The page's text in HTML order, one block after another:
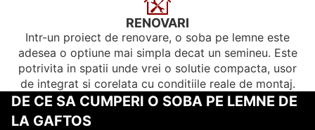
RENOVARI
Intr-un proiect de renovare, o soba pe lemne este
adesea o optiune mai simpla decat un semineu. Este
potrivita in spatii unde vrei o solutie compacta, usor
de integrat si corelata cu conditiile reale de montaj.
DE CE SA CUMPERI O SOBA PE LEMNE DE
LA GAFTOS